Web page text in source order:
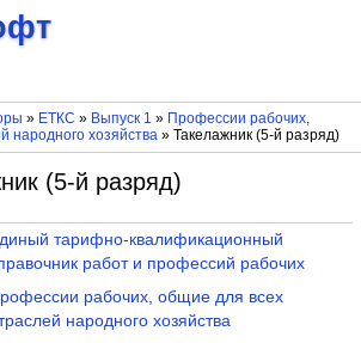
» ЕТКС » Выпуск 1 » Профессии рабочих,
народного хозяйства» Такелажник (5-й разряд)
(5-й разряд)
тарифно-квалификационный
работ и профессий рабочих
рабочих, общие для всех
народного хозяйства